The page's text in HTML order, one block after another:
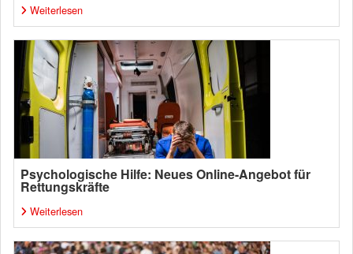
Weiterlesen
Psychologische Hilfe: Neues Online-Angebot für
Rettungskräfte
Weiterlesen